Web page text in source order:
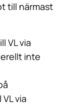
till närmast
VL via
inte
via